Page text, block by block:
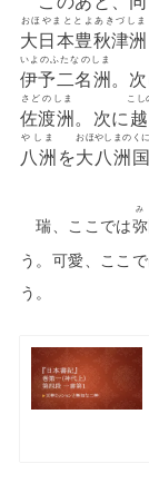
大日本豊秋津洲
おほやまととよあきづしま
伊予二名洲
いよのふたなのしま
。
佐渡洲
さどのしま
。次に
こし
八洲
やしま
を大八洲国
おほやしまのくに
瑞、ここでは
み
う。可愛、ここ
う。